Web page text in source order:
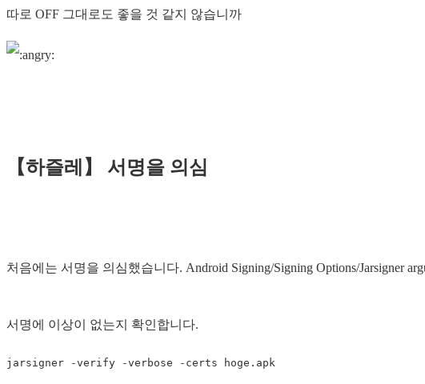
따로 OFF 그대로도 좋을 것 같지 않습니까
【하즐레】 서명을 의심
처음에는 서명을 의심했습니다. Android Signing/Signing Options/Jarsigner
서명에 이상이 없는지 확인합니다.